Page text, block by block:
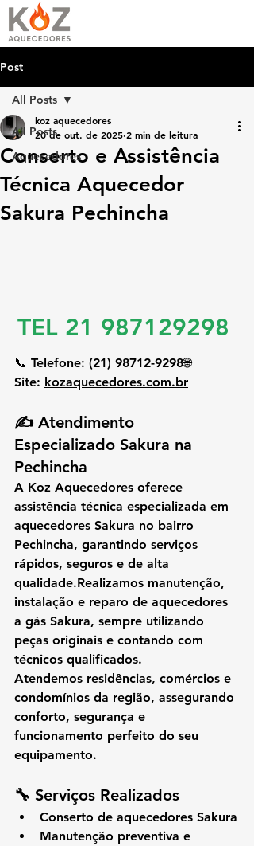
Post
All Posts
Aquecedores
All Posts
Conserto e Assistência
Técnica Aquecedor
Sakura Pechincha
koz aquecedores
20 de out. de 2025 2 min de leitura
TEL 21 987129298
📞 Telefone: (21) 98712-9298🌐
Site: kozaquecedores.com.br
✍️ Atendimento
Especializado Sakura na
Pechincha
A Koz Aquecedores oferece
assistência técnica especializada em
aquecedores Sakura no bairro
Pechincha, garantindo serviços
rápidos, seguros e de alta
qualidade.Realizamos manutenção,
instalação e reparo de aquecedores
a gás Sakura, sempre utilizando
peças originais e contando com
técnicos qualificados.
Atendemos residências, comércios e
condomínios da região, assegurando
conforto, segurança e
funcionamento perfeito do seu
equipamento.
🔧 Serviços Realizados
Conserto de aquecedores Sakura
Manutenção preventiva e